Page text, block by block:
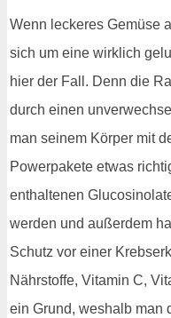
Wenn leckeres Gemüse
sich um eine wirklich
hier der Fall. Denn die
durch einen
man seinem Körper mit
Powerpakete etwas
enthaltenen
werden und außerdem
Schutz vor einer
Nährstoffe, Vitamin C,
ein Grund, weshalb man